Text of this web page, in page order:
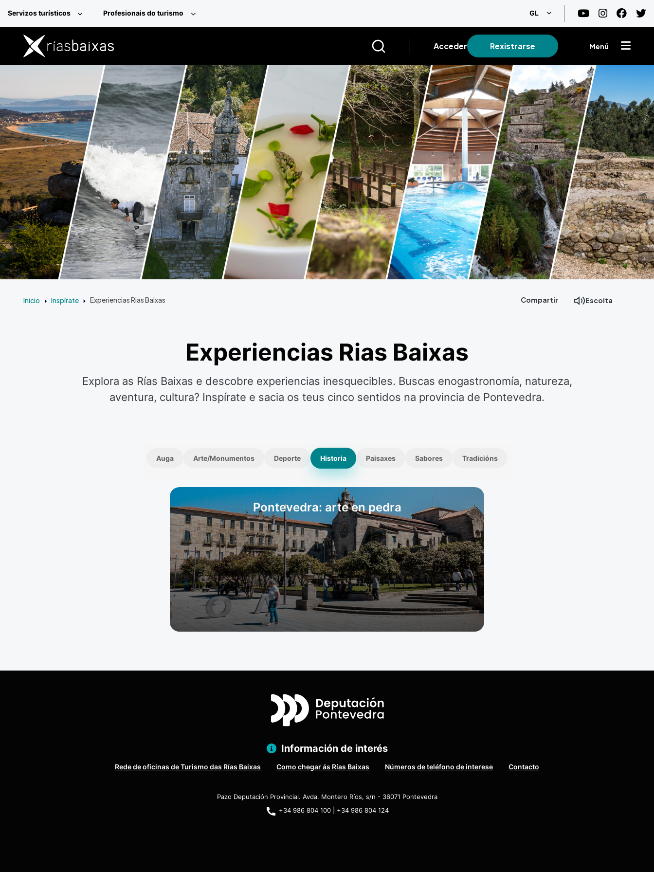
Servizos turísticos Profesionais do turismo GL List additional actions
Acceder Rexistrarse Menú
Inicio Inspírate Experiencias Rias Baixas Compartir Escoita
Experiencias Rias Baixas
Explora as Rías Baixas e descobre experiencias inesquecibles. Buscas enogastronomía, natureza,
aventura, cultura? Inspírate e sacia os teus cinco sentidos na provincia de Pontevedra.
Auga Arte/Monumentos Deporte Historia Paisaxes Sabores Tradicións
Pontevedra: arte en pedra
Información de interés
Rede de oficinas de Turismo das Rías Baixas Como chegar ás Rías Baixas Números de teléfono de interese Contacto
Pazo Deputación Provincial. Avda. Montero Ríos, s/n - 36071 Pontevedra
+34 986 804 100 | +34 986 804 124